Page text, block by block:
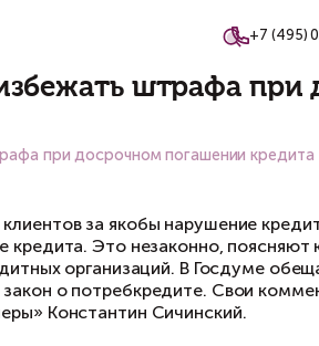
как
оштрафовать
погашение